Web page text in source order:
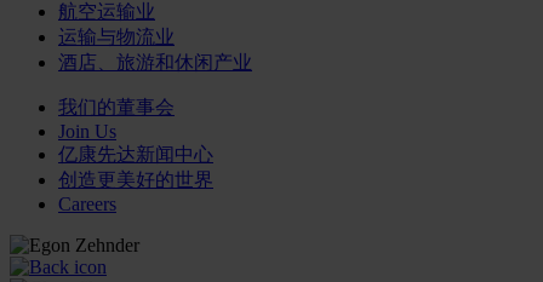
航空运输业
运输与物流业
酒店、旅游和休闲产业
我们的董事会
Join Us
亿康先达新闻中心
创造更美好的世界
Careers